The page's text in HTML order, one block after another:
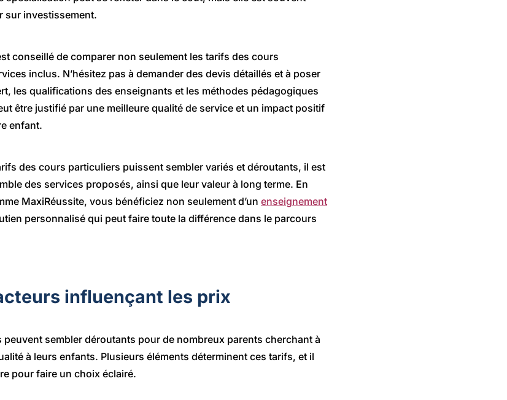
sur investissement.
conseillé de comparer non seulement les tarifs des cours
inclus. N’hésitez pas à demander des devis détaillés et à poser
les qualifications des enseignants et les méthodes pédagogiques
être justifié par une meilleure qualité de service et un impact positif
enfant.
des cours particuliers puissent sembler variés et déroutants, il est
des services proposés, ainsi que leur valeur à long terme. En
MaxiRéussite, vous bénéficiez non seulement d’un enseignement
personnalisé qui peut faire toute la différence dans le parcours
influençant les prix
sembler déroutants pour de nombreux parents cherchant à
à leurs enfants. Plusieurs éléments déterminent ces tarifs, et il
pour faire un choix éclairé.